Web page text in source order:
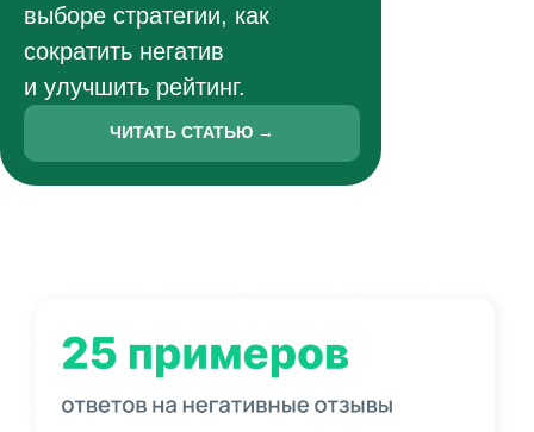
выборе стратегии, как
сократить негатив
и улучшить рейтинг.
ЧИТАТЬ СТАТЬЮ →